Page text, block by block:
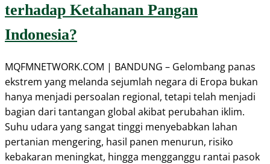
terhadap Ketahanan Pangan
Indonesia?
MQFMNETWORK.COM | BANDUNG – Gelombang panas
ekstrem yang melanda sejumlah negara di Eropa bukan
hanya menjadi persoalan regional, tetapi telah menjadi
bagian dari tantangan global akibat perubahan iklim.
Suhu udara yang sangat tinggi menyebabkan lahan
pertanian mengering, hasil panen menurun, risiko
kebakaran meningkat, hingga mengganggu rantai pasok